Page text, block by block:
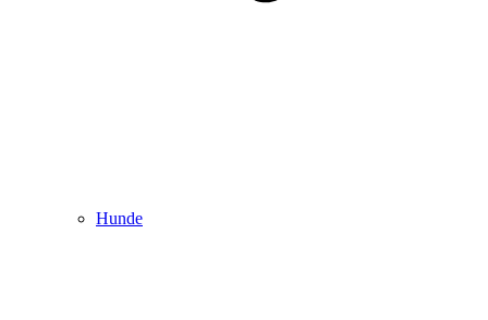
Hunde